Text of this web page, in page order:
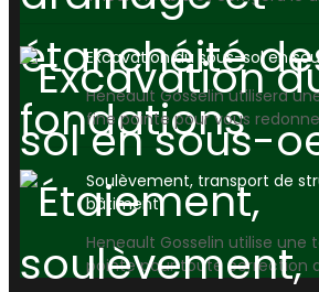
Excavation du sous-sol en
Heneault Gosselin utilisera
fine pointe pour vous
Soulèvement, transport de
bâtiment
Heneault Gosselin utilise une
pointe pour toute correction